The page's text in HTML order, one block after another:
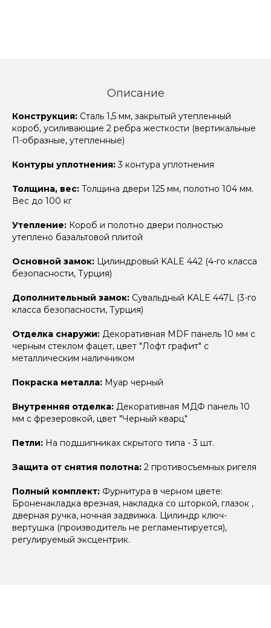
Описание
Конструкция: Сталь 1,5 мм, закрытый утепленный
короб, усиливающие 2 ребра жесткости (вертикальные
П-образные, утепленные)
Контуры уплотнения:3 контура уплотнения
Толщина, вес: Толщина двери 125 мм, полотно 104 мм.
Вес до 100 кг
Утепление: Короб и полотно двери полностью
утеплено базальтовой плитой
Основной замок: Цилиндровый KALE 442 (4-го класса
безопасности, Турция)
Дополнительный замок: Сувальдный KALE 447L (3-го
класса безопасности, Турция)
Отделка снаружи: Декоративная MDF панель 10 мм с
черным стеклом фацет, цвет "Лофт графит" с
металлическим наличником
Покраска металла: Муар черный
Внутренняя отделка: Декоративная МДФ панель 10
мм с фрезеровкой, цвет "Черный кварц"
Петли: На подшипниках скрытого типа - 3 шт.
Защита от снятия полотна: 2 противосъемных ригеля
Полный комплект: Фурнитура в черном цвете:
Броненакладка врезная, накладка со шторкой, глазок ,
дверная ручка, ночная задвижка. Цилиндр ключ-
вертушка (производитель не регламентируется),
регулируемый эксцентрик.